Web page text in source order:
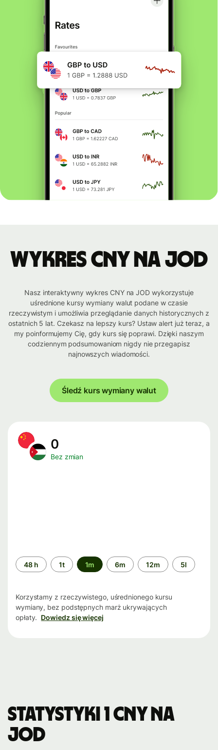
Wykres CNY na JOD
Nasz interaktywny wykres CNY na JOD wykorzystuje
uśrednione kursy wymiany walut podane w czasie
rzeczywistym i umożliwia przeglądanie danych historycznych z
ostatnich 5 lat. Czekasz na lepszy kurs? Ustaw alert już teraz, a
my poinformujemy Cię, gdy kurs się poprawi. Dzięki naszym
codziennym podsumowaniom nigdy nie przegapisz
najnowszych wiadomości.
Śledź kurs wymiany walut
0
Bez zmian
Przedział
czasu
48 h 1t 1m 6m 12m 5l
Korzystamy z rzeczywistego, uśrednionego kursu
wymiany, bez podstępnych marż ukrywających
opłaty. Dowiedz się więcej
Statystyki 1 CNY na
JOD